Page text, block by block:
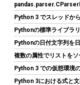
TEAMGROUP (旧称
32GB (16GBx2枚)
イト Intel XMP3.0 /
品・メーカー無期限保
Python 3 でスレッドか
Pythonの標準ライブラ
Pythonの日付文字列を
複数の属性でリストを
Python 3 での仮想環境
Python 3における式と